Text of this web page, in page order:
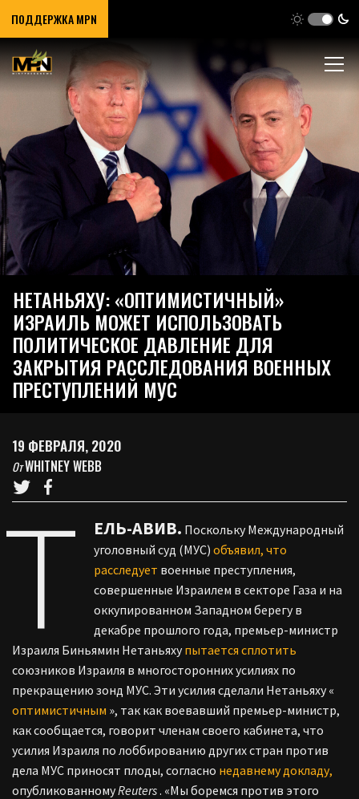
ПОДДЕРЖКА MPN
НЕТАНЬЯХУ: «ОПТИМИСТИЧНЫЙ»
ИЗРАИЛЬ МОЖЕТ ИСПОЛЬЗОВАТЬ
ПОЛИТИЧЕСКОЕ ДАВЛЕНИЕ ДЛЯ
ЗАКРЫТИЯ РАССЛЕДОВАНИЯ ВОЕННЫХ
ПРЕСТУПЛЕНИЙ МУС
19 ФЕВРАЛЯ, 2020
ОтWHITNEY WEBB
Т ЕЛЬ-АВИВ. Поскольку Международный
уголовный суд (МУС) объявил, что
расследует военные преступления,
совершенные Израилем в секторе Газа и на
оккупированном Западном берегу в
декабре прошлого года, премьер-министр
Израиля Биньямин Нетаньяху пытается сплотить
союзников Израиля в многосторонних усилиях по
прекращению зонд МУС. Эти усилия сделали Нетаньяху «
оптимистичным », так как воевавший премьер-министр,
как сообщается, говорит членам своего кабинета, что
усилия Израиля по лоббированию других стран против
дела МУС приносят плоды, согласно недавнему докладу,
опубликованномуReuters. «Мы боремся против этого